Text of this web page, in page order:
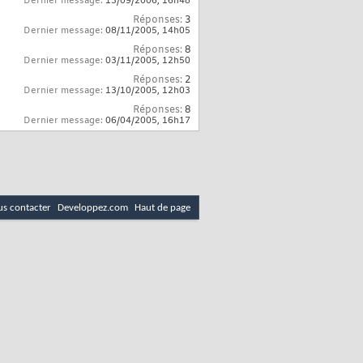
Réponses: 3
Dernier message: 08/11/2005, 14h05
Réponses:8
Dernier message: 03/11/2005, 12h50
Réponses: 2
Dernier message: 13/10/2005, 12h03
Réponses:8
Dernier message: 06/04/2005, 16h17
contacter Developpez.com Haut de page